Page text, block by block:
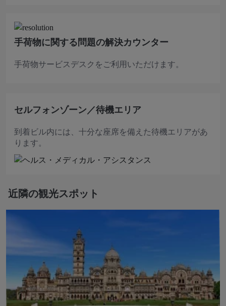
手荷物に関する問題の解決カウンター
手荷物サービスデスクをご利用いただけます。
セルフォンゾーン／待機エリア
到着ビル内には、十分な座席を備えた待機エリアがあ
ります。
近隣の観光スポット